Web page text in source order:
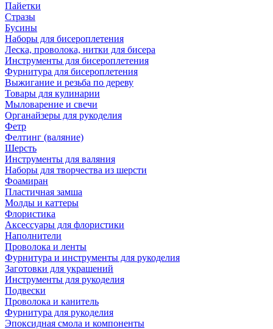
Пайетки
Стразы
Бусины
Наборы для бисероплетения
Леска, проволока, нитки для бисера
Инструменты для бисероплетения
Фурнитура для бисероплетения
Выжигание и резьба по дереву
Товары для кулинарии
Мыловарение и свечи
Органайзеры для рукоделия
Фетр
Фелтинг (валяние)
Шерсть
Инструменты для валяния
Наборы для творчества из шерсти
Фоамиран
Пластичная замша
Молды и каттеры
Флористика
Аксессуары для флористики
Наполнители
Проволока и ленты
Фурнитура и инструменты для рукоделия
Заготовки для украшений
Инструменты для рукоделия
Подвески
Проволока и канитель
Фурнитура для рукоделия
Эпоксидная смола и компоненты